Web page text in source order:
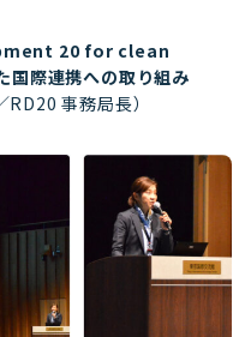
20 for clean
際連携への取り組み
事務局長）